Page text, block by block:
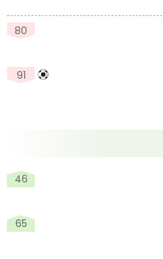
80
91
46
65